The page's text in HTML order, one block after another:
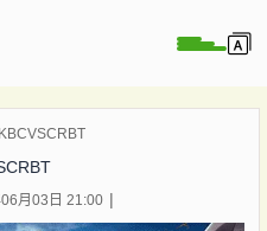
KBCVSCRBT
月03日 21:00